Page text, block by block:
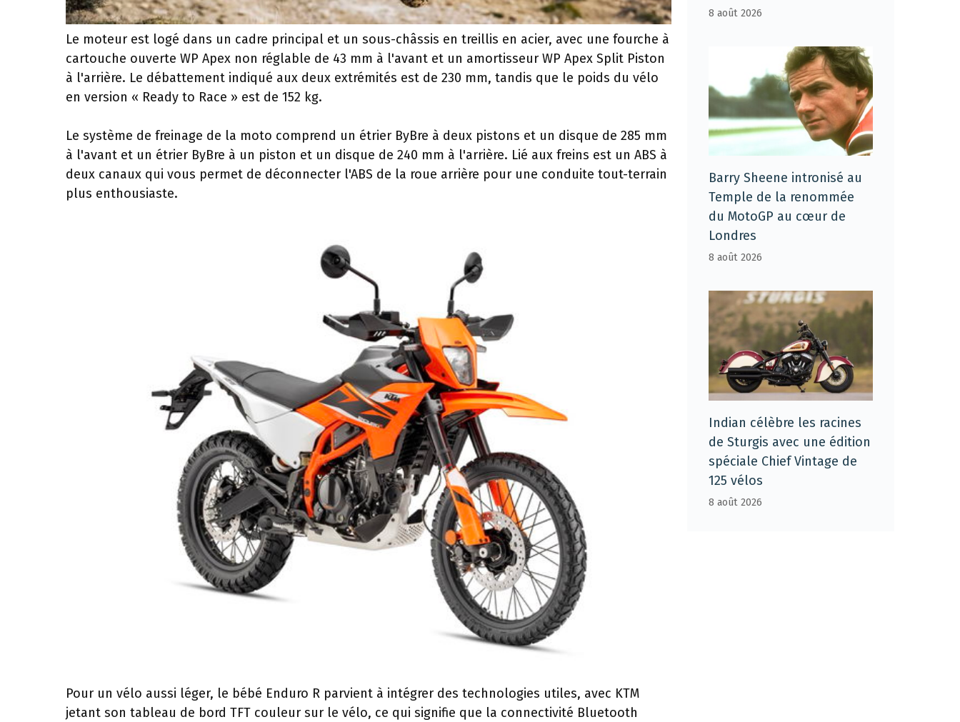
Le moteur est logé dans un cadre principal et un sous-châssis en treillis en acier, avec une fourche à
cartouche ouverte WP Apex non réglable de 43 mm à l'avant et un amortisseur WP Apex Split Piston
à l'arrière. Le débattement indiqué aux deux extrémités est de 230 mm, tandis que le poids du vélo
en version « Ready to Race » est de 152 kg.
Le système de freinage de la moto comprend un étrier ByBre à deux pistons et un disque de 285 mm
à l'avant et un étrier ByBre à un piston et un disque de 240 mm à l'arrière. Lié aux freins est un ABS à
deux canaux qui vous permet de déconnecter l'ABS de la roue arrière pour une conduite tout-terrain
plus enthousiaste.
Pour un vélo aussi léger, le bébé Enduro R parvient à intégrer des technologies utiles, avec KTM
jetant son tableau de bord TFT couleur sur le vélo, ce qui signifie que la connectivité Bluetooth
8 août 2026
Barry Sheene intronisé au
Temple de la renommée
du MotoGP au cœur de
Londres
8 août 2026
Indian célèbre les racines
de Sturgis avec une édition
spéciale Chief Vintage de
125 vélos
8 août 2026